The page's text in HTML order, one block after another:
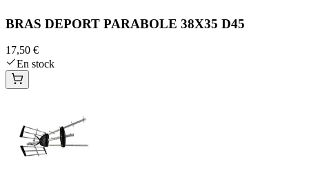
BRAS DEPORT PARABOLE 38X35 D45
17,50 €
En stock